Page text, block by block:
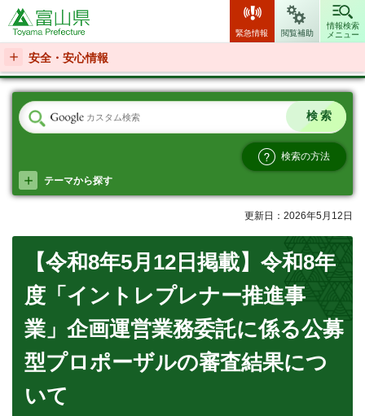
富山県
緊急情報 閲覧補助
情報検索
メニュー
安全・安心情報
検索の方法
テーマから探す
更新日：2026年5月12日
【令和8年5月12日掲載】令和8年
度「イントレプレナー推進事
業」企画運営業務委託に係る公募
型プロポーザルの審査結果につ
いて